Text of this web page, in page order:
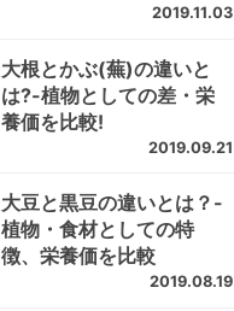
2019.11.03
大根とかぶ(蕪)の違いと
は?-植物としての差・栄
養価を比較!
2019.09.21
大豆と黒豆の違いとは？-
植物・食材としての特
徴、栄養価を比較
2019.08.19